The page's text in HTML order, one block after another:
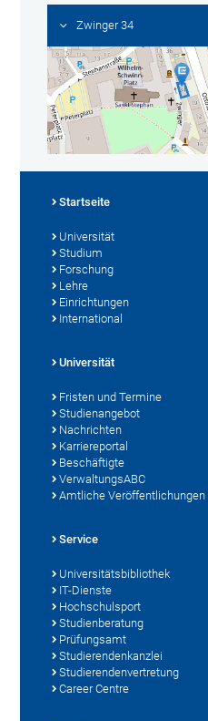
Zwinger 34
Startseite
Universität
Studium
Forschung
Lehre
Einrichtungen
International
Universität
Fristen und Termine
Studienangebot
Nachrichten
Karriereportal
Beschäftigte
VerwaltungsABC
Amtliche Veröffentlichungen
Service
Universitätsbibliothek
IT-Dienste
Hochschulsport
Studienberatung
Prüfungsamt
Studierendenkanzlei
Studierendenvertretung
Career Centre